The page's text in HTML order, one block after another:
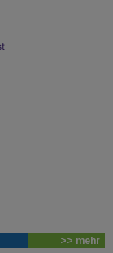
>> mehr